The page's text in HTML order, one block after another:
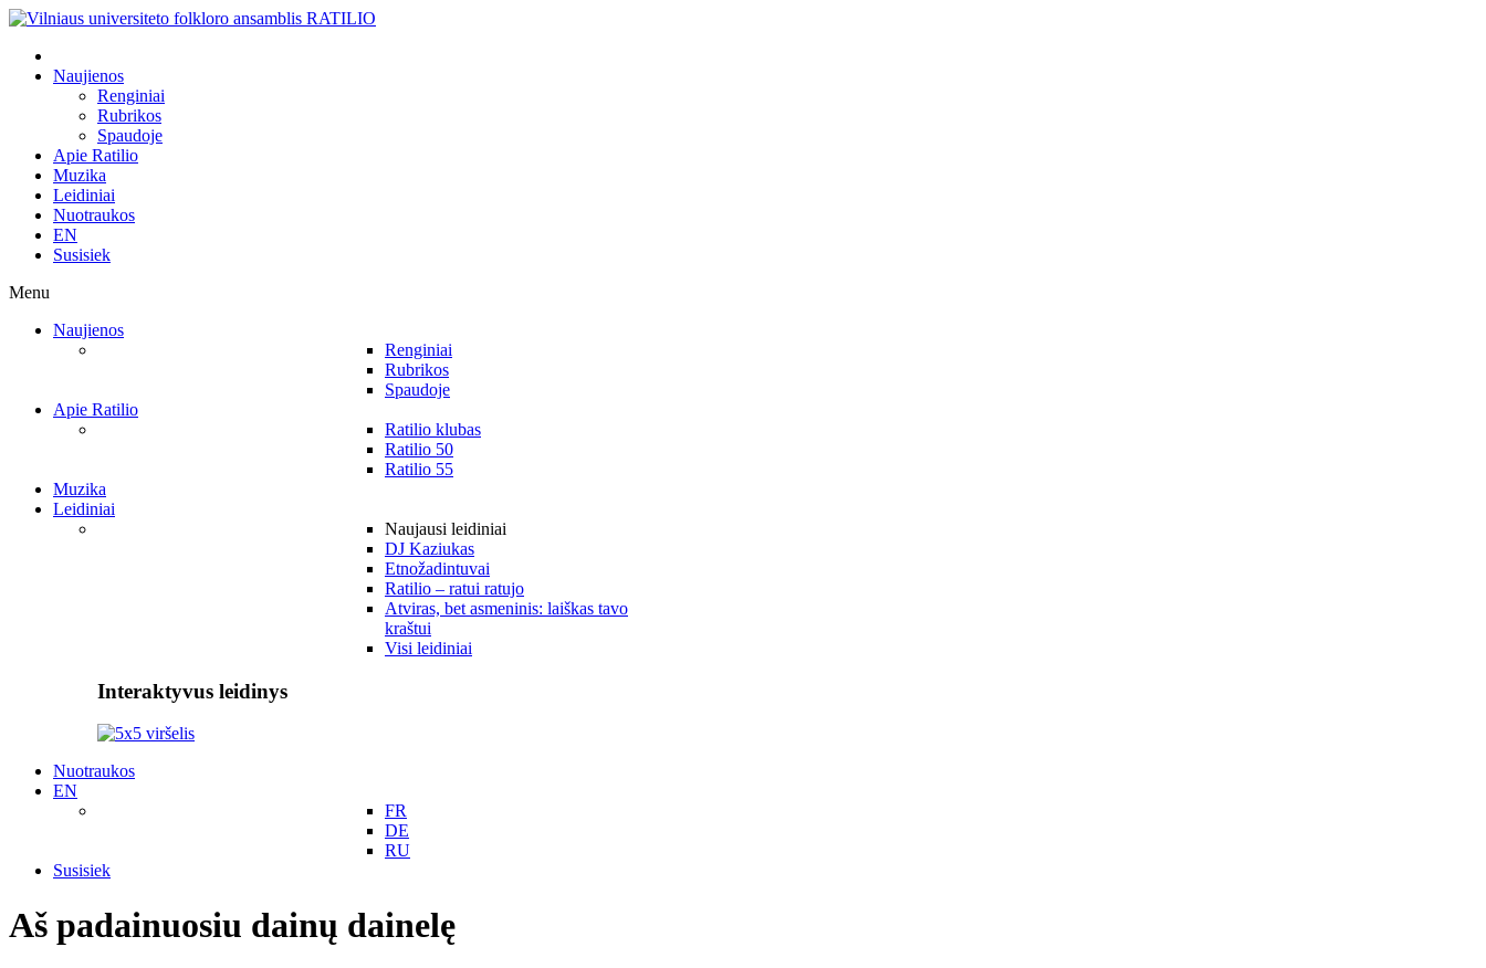
Naujienos
Renginiai
Rubrikos
Spaudoje
Apie Ratilio
Muzika
Leidiniai
Nuotraukos
EN
Susisiek
Menu
Naujienos
Renginiai
Rubrikos
Spaudoje
Apie Ratilio
Ratilio klubas
Ratilio 50
Ratilio 55
Muzika
Leidiniai
Naujausi leidiniai
DJ Kaziukas
Etnožadintuvai
Ratilio – ratui ratujo
Atviras, bet asmeninis: laiškas tavo
kraštui
Visi leidiniai
Interaktyvus leidinys
Nuotraukos
EN
FR
DE
RU
Susisiek
Aš padainuosiu dainų dainelę